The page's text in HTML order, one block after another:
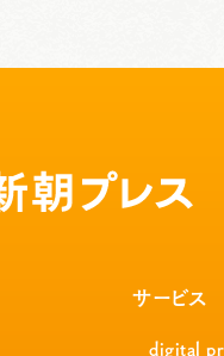
サービス
digital